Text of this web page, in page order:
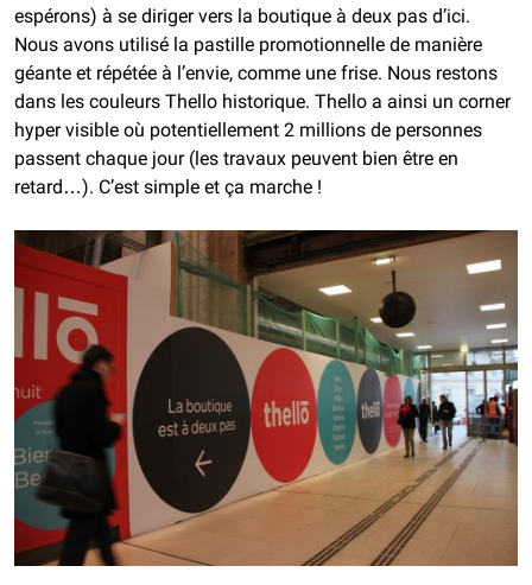
espérons) à se diriger vers la boutique à deux pas d’ici.
Nous avons utilisé la pastille promotionnelle de manière
géante et répétée à l’envie, comme une frise. Nous restons
dans les couleurs Thello historique. Thello a ainsi un corner
hyper visible où potentiellement 2 millions de personnes
passent chaque jour (les travaux peuvent bien être en
retard…). C’est simple et ça marche !